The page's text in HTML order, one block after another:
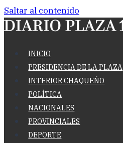
Saltar al contenido
INICIO
PRESIDENCIA DE LA PLAZA
INTERIOR CHAQUEÑO
POLÍTICA
NACIONALES
PROVINCIALES
DEPORTE